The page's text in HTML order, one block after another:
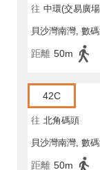
往 中環(交易廣
貝沙灣南灣, 數
距離 50m
42C
往 北角碼頭
貝沙灣南灣, 數
距離 50m